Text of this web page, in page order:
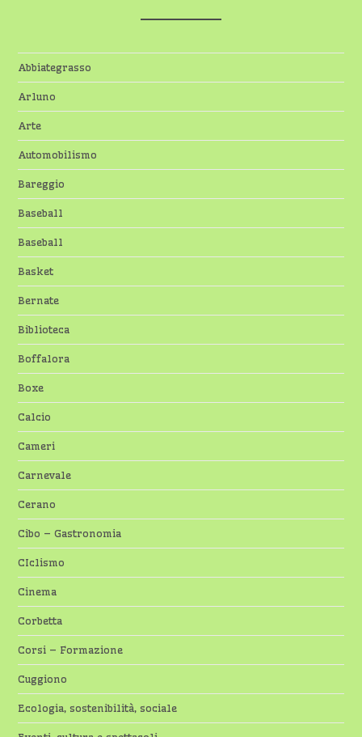
Abbiategrasso
Arluno
Arte
Automobilismo
Bareggio
Baseball
Baseball
Basket
Bernate
Biblioteca
Boffalora
Boxe
Calcio
Cameri
Carnevale
Cerano
Cibo – Gastronomia
CIclismo
Cinema
Corbetta
Corsi – Formazione
Cuggiono
Ecologia, sostenibilità, sociale